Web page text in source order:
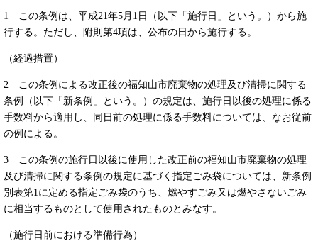
1 この条例は、平成21年5月1日（以下「施行日」という。）から施
行する。ただし、附則第4項は、公布の日から施行する。
（経過措置）
2 この条例による改正後の福知山市廃棄物の処理及び清掃に関する
条例（以下「新条例」という。）の規定は、施行日以後の処理に係る
手数料から適用し、同日前の処理に係る手数料については、なお従前
の例による。
3 この条例の施行日以後に使用した改正前の福知山市廃棄物の処理
及び清掃に関する条例の規定に基づく指定ごみ袋については、新条例
別表第1に定める指定ごみ袋のうち、燃やすごみ又は燃やさないごみ
に相当するものとして使用されたものとみなす。
（施行日前における準備行為）